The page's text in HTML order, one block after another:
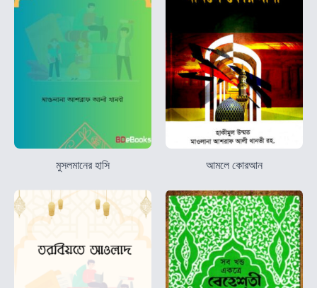
মুসলমানের হাসি আমলে কোরআন